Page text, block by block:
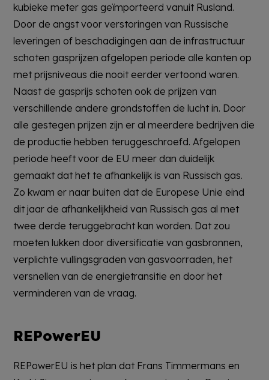
kubieke meter gas geïmporteerd vanuit Rusland.
Door de angst voor verstoringen van Russische
leveringen of beschadigingen aan de infrastructuur
schoten gasprijzen afgelopen periode alle kanten op
met prijsniveaus die nooit eerder vertoond waren.
Naast de gasprijs schoten ook de prijzen van
verschillende andere grondstoffen de lucht in. Door
alle gestegen prijzen zijn er al meerdere bedrijven die
de productie hebben teruggeschroefd. Afgelopen
periode heeft voor de EU meer dan duidelijk
gemaakt dat het te afhankelijk is van Russisch gas.
Zo kwam er naar buiten dat de Europese Unie eind
dit jaar de afhankelijkheid van Russisch gas al met
twee derde teruggebracht kan worden. Dat zou
moeten lukken door diversificatie van gasbronnen,
verplichte vullingsgraden van gasvoorraden, het
versnellen van de energietransitie en door het
verminderen van de vraag.
REPowerEU
REPowerEU is het plan dat Frans Timmermans en